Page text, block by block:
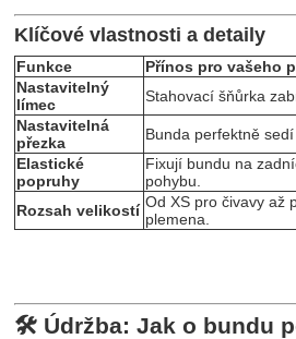
Klíčové vlastnosti a detaily
Funkce
Přínos pro vašeho
Nastavitelný
límec
Stahovací šňůrka
Nastavitelná
přezka
Bunda perfektně
Elastické
popruhy
Fixují bundu na
pohybu.
Rozsah velikostí Od XS pro čivavy až
plemena.
🛠 Údržba: Jak o bundu